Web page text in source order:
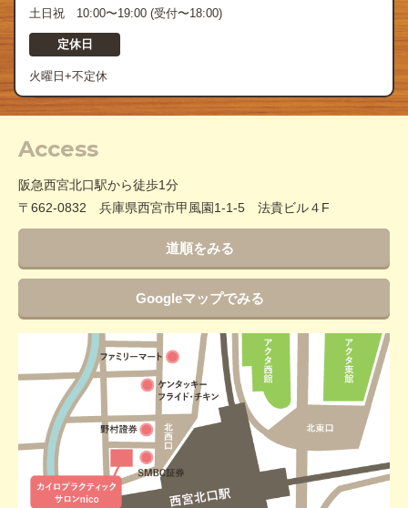
土日祝 10:00〜19:00 (受付〜18:00)
定休日
火曜日+不定休
Access
阪急西宮北口駅から徒歩1分
〒662-0832 兵庫県西宮市甲風園1‐1‐5 法貴ビル４F
道順をみる
Googleマップでみる